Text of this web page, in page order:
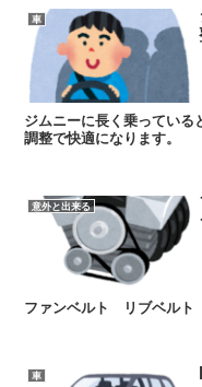
車
ジムニーに長く乗っている
調整で快適になります。
意外と出来る
ファンベルト リブベルト
車